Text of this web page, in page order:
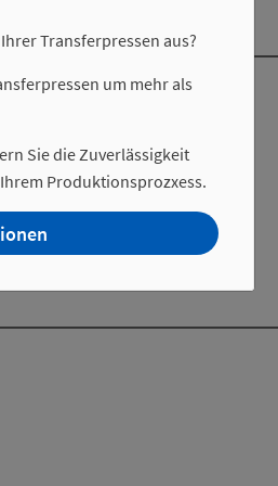
Transferpressen aus?
um mehr als
Sie die Zuverlässigkeit
Produktionsprozxess.